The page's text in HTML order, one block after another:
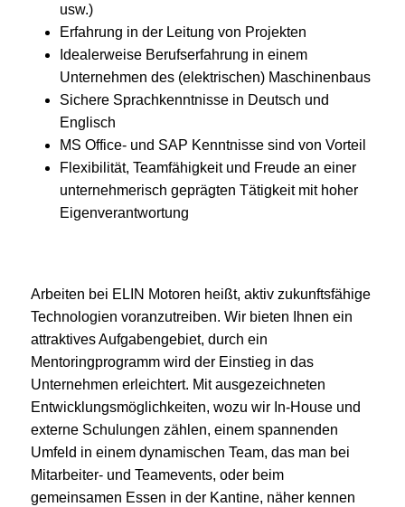
usw.)
Erfahrung in der Leitung von Projekten
Idealerweise Berufserfahrung in einem
Unternehmen des (elektrischen) Maschinenbaus
Sichere Sprachkenntnisse in Deutsch und
Englisch
MS Office- und SAP Kenntnisse sind von Vorteil
Flexibilität, Teamfähigkeit und Freude an einer
unternehmerisch geprägten Tätigkeit mit hoher
Eigenverantwortung
Arbeiten bei ELIN Motoren heißt, aktiv zukunftsfähige
Technologien voranzutreiben. Wir bieten Ihnen ein
attraktives Aufgabengebiet, durch ein
Mentoringprogramm wird der Einstieg in das
Unternehmen erleichtert. Mit ausgezeichneten
Entwicklungsmöglichkeiten, wozu wir In-House und
externe Schulungen zählen, einem spannenden
Umfeld in einem dynamischen Team, das man bei
Mitarbeiter- und Teamevents, oder beim
gemeinsamen Essen in der Kantine, näher kennen